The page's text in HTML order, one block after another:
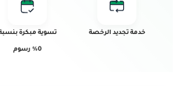
خدمة تجديد الرخصة تسوية مبكرة بنسبة
0% رسوم